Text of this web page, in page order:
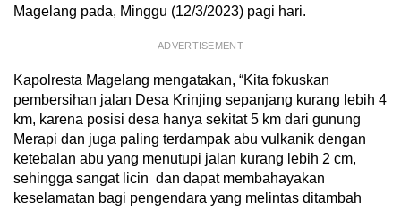
Magelang pada, Minggu (12/3/2023) pagi hari.
ADVERTISEMENT
Kapolresta Magelang mengatakan, “Kita fokuskan
pembersihan jalan Desa Krinjing sepanjang kurang lebih 4
km, karena posisi desa hanya sekitat 5 km dari gunung
Merapi dan juga paling terdampak abu vulkanik dengan
ketebalan abu yang menutupi jalan kurang lebih 2 cm,
sehingga sangat licin dan dapat membahayakan
keselamatan bagi pengendara yang melintas ditambah